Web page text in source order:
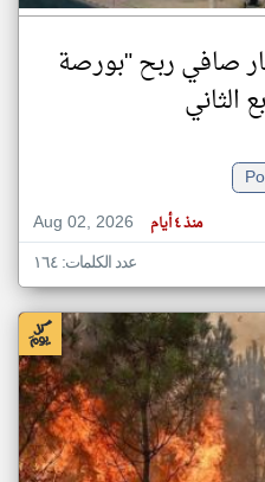
صافي ربح "بورصة
الثاني
Aug 02, 2026
منذ ٤ أيام
عدد الكلمات: ١٦٤